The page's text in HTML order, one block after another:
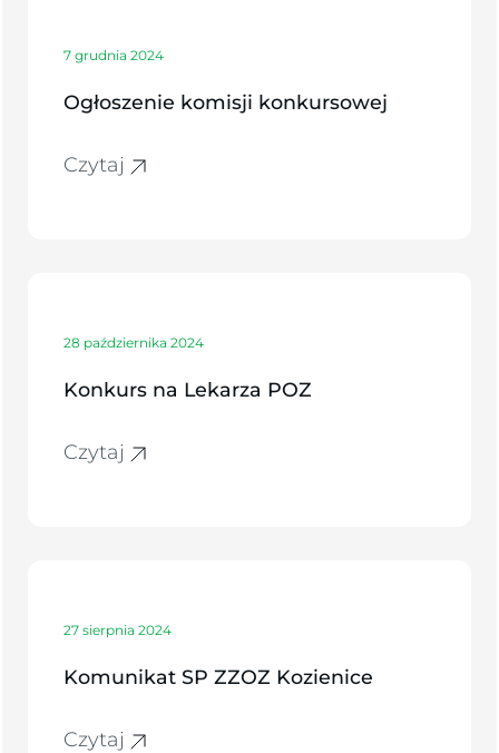
7 grudnia 2024
Ogłoszenie komisji konkursowej
Czytaj
28 października 2024
Konkurs na Lekarza POZ
Czytaj
27 sierpnia 2024
Komunikat SP ZZOZ Kozienice
Czytaj